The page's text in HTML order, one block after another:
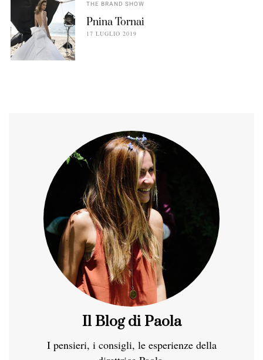
THE BRAND SHOW
Pnina Tornai
17 LUGLIO 2019
Il Blog di Paola
I pensieri, i consigli, le esperienze della